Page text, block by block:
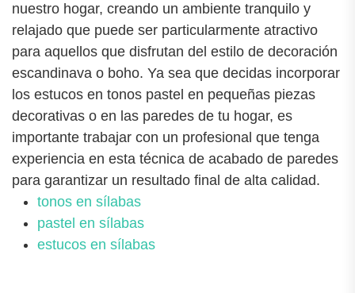
nuestro hogar, creando un ambiente tranquilo y
relajado que puede ser particularmente atractivo
para aquellos que disfrutan del estilo de decoración
escandinava o boho. Ya sea que decidas incorporar
los estucos en tonos pastel en pequeñas piezas
decorativas o en las paredes de tu hogar, es
importante trabajar con un profesional que tenga
experiencia en esta técnica de acabado de paredes
para garantizar un resultado final de alta calidad.
tonos en sílabas
pastel en sílabas
estucos en sílabas